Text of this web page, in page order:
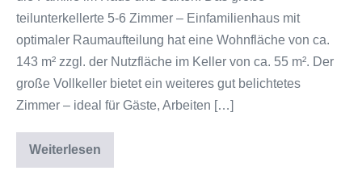
teilunterkellerte 5-6 Zimmer – Einfamilienhaus mit
optimaler Raumaufteilung hat eine Wohnfläche von ca.
143 m² zzgl. der Nutzfläche im Keller von ca. 55 m². Der
große Vollkeller bietet ein weiteres gut belichtetes
Zimmer – ideal für Gäste, Arbeiten […]
Weiterlesen